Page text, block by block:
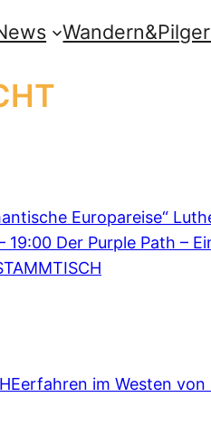
Europareise“
19:00 Der Purple Path –
im Westen